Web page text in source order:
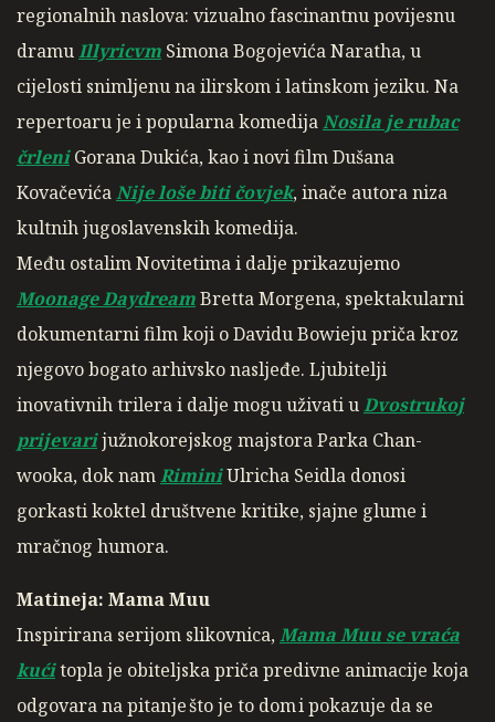
regionalnih naslova: vizualno fascinantnu povijesnu
dramuIllyricvm Simona Bogojevića Naratha, u
cijelosti snimljenu na ilirskom i latinskom jeziku. Na
repertoaru je i popularna komedijaNosila je rubac
črleniGorana Dukića, kao i novi film Dušana
KovačevićaNije loše biti čovjek, inače autora niza
kultnih jugoslavenskih komedija.
Među ostalim Novitetima i dalje prikazujemo
Moonage DaydreamBretta Morgena, spektakularni
dokumentarni film koji o Davidu Bowieju priča kroz
njegovo bogato arhivsko nasljeđe. Ljubitelji
inovativnih trilera i dalje mogu uživati uDvostrukoj
prijevarijužnokorejskog majstora Parka Chan-
wooka, dok namRiminiUlricha Seidla donosi
gorkasti koktel društvene kritike, sjajne glume i
mračnog humora.
Matineja: Mama Muu
Inspirirana serijom slikovnica,Mama Muu se vraća
kućitopla je obiteljska priča predivne animacije koja
odgovara na pitanje što je to dom i pokazuje da se